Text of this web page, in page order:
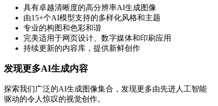
具有卓越清晰度的高分辨率AI生成图像
由15+个AI模型支持的多样化风格和主题
专业的构图和色彩和谐
完美适用于网页设计、数字媒体和印刷应用
持续更新的内容库，提供新鲜创作
发现更多AI生成内容
探索我们广泛的AI生成图像集合，发现更多由先进人工智能
驱动的令人惊叹的视觉创作。